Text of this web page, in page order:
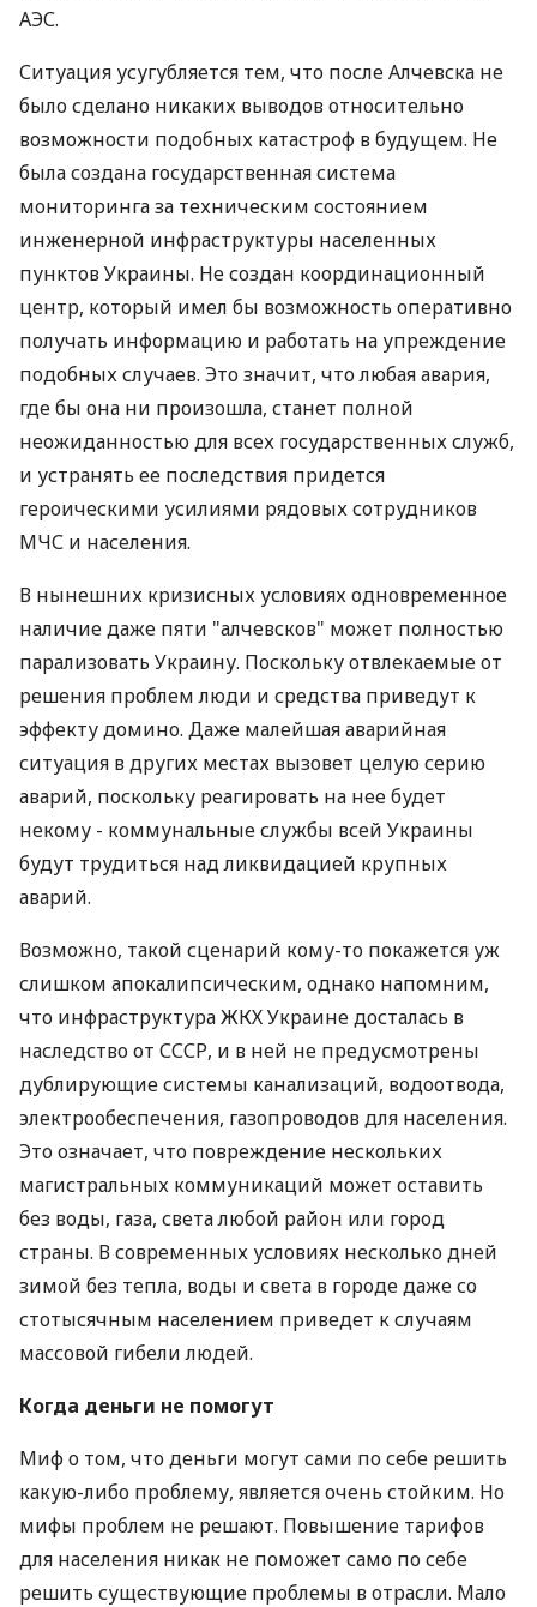
АЭС.
Ситуация усугубляется тем, что после Алчевска не
было сделано никаких выводов относительно
возможности подобных катастроф в будущем. Не
была создана государственная система
мониторинга за техническим состоянием
инженерной инфраструктуры населенных
пунктов Украины. Не создан координационный
центр, который имел бы возможность оперативно
получать информацию и работать на упреждение
подобных случаев. Это значит, что любая авария,
где бы она ни произошла, станет полной
неожиданностью для всех государственных служб,
и устранять ее последствия придется
героическими усилиями рядовых сотрудников
МЧС и населения.
В нынешних кризисных условиях одновременное
наличие даже пяти "алчевсков" может полностью
парализовать Украину. Поскольку отвлекаемые от
решения проблем люди и средства приведут к
эффекту домино. Даже малейшая аварийная
ситуация в других местах вызовет целую серию
аварий, поскольку реагировать на нее будет
некому - коммунальные службы всей Украины
будут трудиться над ликвидацией крупных
аварий.
Возможно, такой сценарий кому-то покажется уж
слишком апокалипсическим, однако напомним,
что инфраструктура ЖКХ Украине досталась в
наследство от СССР, и в ней не предусмотрены
дублирующие системы канализаций, водоотвода,
электрообеспечения, газопроводов для населения.
Это означает, что повреждение нескольких
магистральных коммуникаций может оставить
без воды, газа, света любой район или город
страны. В современных условиях несколько дней
зимой без тепла, воды и света в городе даже со
стотысячным населением приведет к случаям
массовой гибели людей.
Когда деньги не помогут
Миф о том, что деньги могут сами по себе решить
какую-либо проблему, является очень стойким. Но
мифы проблем не решают. Повышение тарифов
для населения никак не поможет само по себе
решить существующие проблемы в отрасли. Мало